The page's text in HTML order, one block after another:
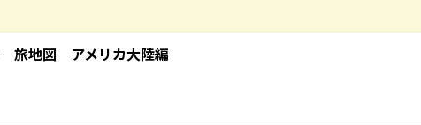
旅地図 アメリカ大陸編